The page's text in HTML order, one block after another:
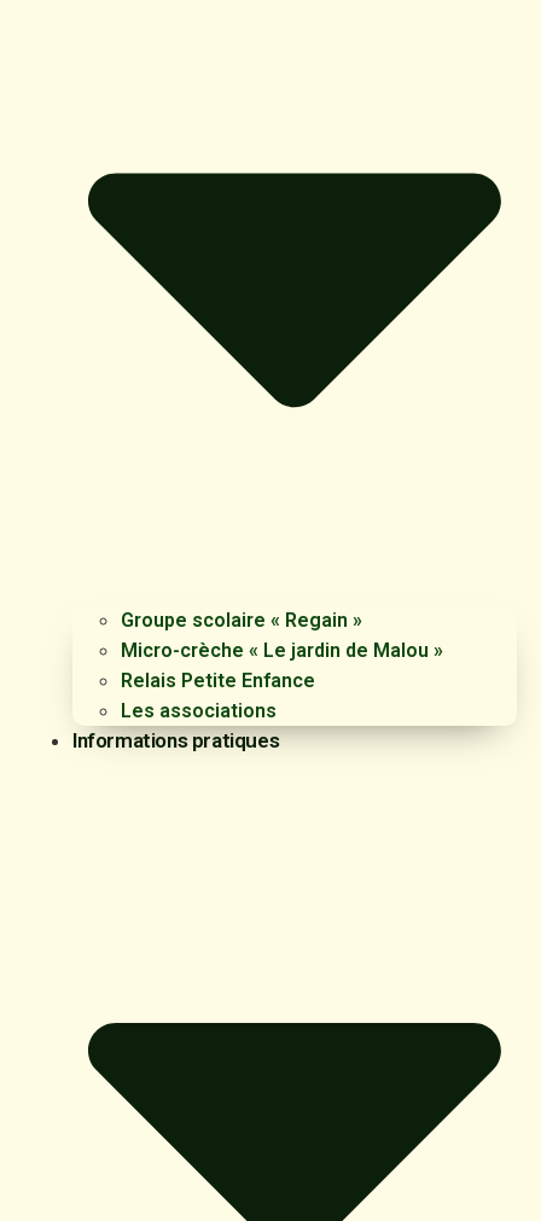
Groupe scolaire « Regain »
Micro-crèche « Le jardin de Malou »
Relais Petite Enfance
Les associations
Informations pratiques